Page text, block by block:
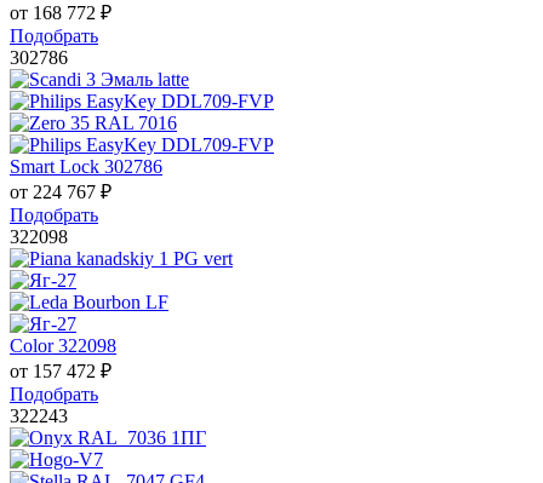
от 168 772 ₽
Подобрать
302786
Smart Lock 302786
от 224 767 ₽
Подобрать
322098
Color 322098
от 157 472 ₽
Подобрать
322243